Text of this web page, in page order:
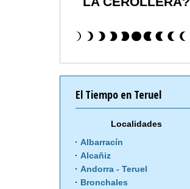
El Tiempo en Teruel
Localidades
Albarracín
Alcañiz
Andorra - Teruel
Bronchales